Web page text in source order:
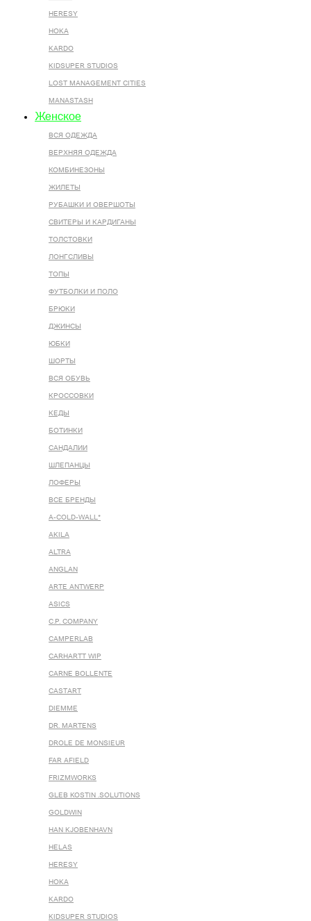
HERESY
HOKA
KARDO
KIDSUPER STUDIOS
LOST MANAGEMENT CITIES
MANASTASH
Женское
ВСЯ ОДЕЖДА
ВЕРХНЯЯ ОДЕЖДА
КОМБИНЕЗОНЫ
ЖИЛЕТЫ
РУБАШКИ И ОВЕРШОТЫ
СВИТЕРЫ И КАРДИГАНЫ
ТОЛСТОВКИ
ЛОНГСЛИВЫ
ТОПЫ
ФУТБОЛКИ И ПОЛО
БРЮКИ
ДЖИНСЫ
ЮБКИ
ШОРТЫ
ВСЯ ОБУВЬ
КРОССОВКИ
КЕДЫ
БОТИНКИ
САНДАЛИИ
ШЛЕПАНЦЫ
ЛОФЕРЫ
ВСЕ БРЕНДЫ
A-COLD-WALL*
AKILA
ALTRA
ANGLAN
ARTE ANTWERP
ASICS
C.P. COMPANY
CAMPERLAB
CARHARTT WIP
CARNE BOLLENTE
CASTART
DIEMME
DR. MARTENS
DROLE DE MONSIEUR
FAR AFIELD
FRIZMWORKS
GLEB KOSTIN .SOLUTIONS
GOLDWIN
HAN KJOBENHAVN
HELAS
HERESY
HOKA
KARDO
KIDSUPER STUDIOS